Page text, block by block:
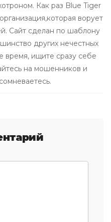
Как раз Blue Tiger
ворует
Сайт сделан по шаблону
других нечестных
время, ищите сразу себе
на мошенников и